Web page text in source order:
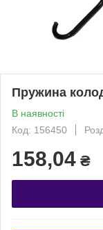
Пружина
В наявності
Код: 156450
158,04 ₴